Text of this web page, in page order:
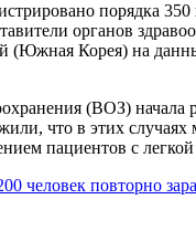
порядка
органов
Корея) на
(ВОЗ)
что в этих
пациентов с
человек повторно